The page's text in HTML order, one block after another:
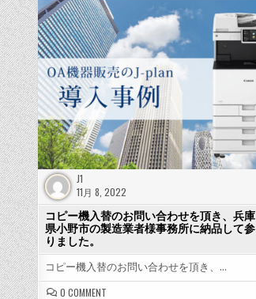
J1
11月 8, 2022
コピー機入替のお問い合わせを頂き、兵庫
県小野市の製造業者様事務所に納品して参
りました。
コピー機入替のお問い合わせを頂き、…
0 COMMENT